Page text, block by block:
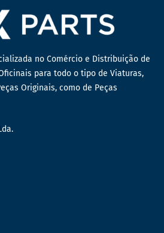
no Comércio e Distribuição de
para todo o tipo de Viaturas,
Originais, como de Peças